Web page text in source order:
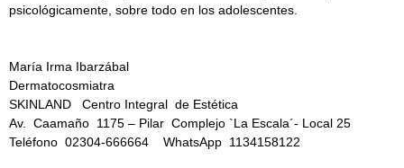
psicológicamente, sobre todo en los adolescentes.
María Irma Ibarzábal
Dermatocosmiatra
SKINLAND Centro Integral de Estética
Av. Caamaño 1175 – Pilar Complejo `La Escala´- Local 25
Teléfono 02304-666664 WhatsApp 1134158122